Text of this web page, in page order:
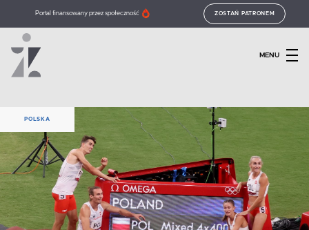
Portal finansowany przez społeczność ZOSTAŃ PATRONEM
MENU
POLSKA